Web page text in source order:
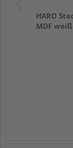
HARO
MDF